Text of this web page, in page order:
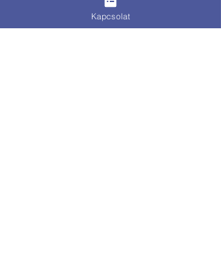
Kapcsolat